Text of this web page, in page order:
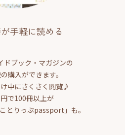
手軽に読める
ドブック・マガジンの
購入ができます。
中にさくさく閲覧♪
で100冊以上が
とりっぷpassport」も。